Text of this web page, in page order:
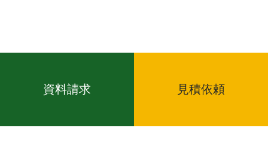
資料請求 見積依頼